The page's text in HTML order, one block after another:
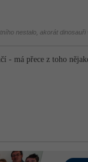
nestalo, akorát
- má přece z toho